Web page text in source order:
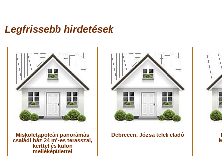
Legfrissebb hirdetések
Miskolctapolcán panorámás
családi ház 24 m²-es terasszal,
kerttel és külön
melléképülettel
Debrecen, Józsa telek eladó